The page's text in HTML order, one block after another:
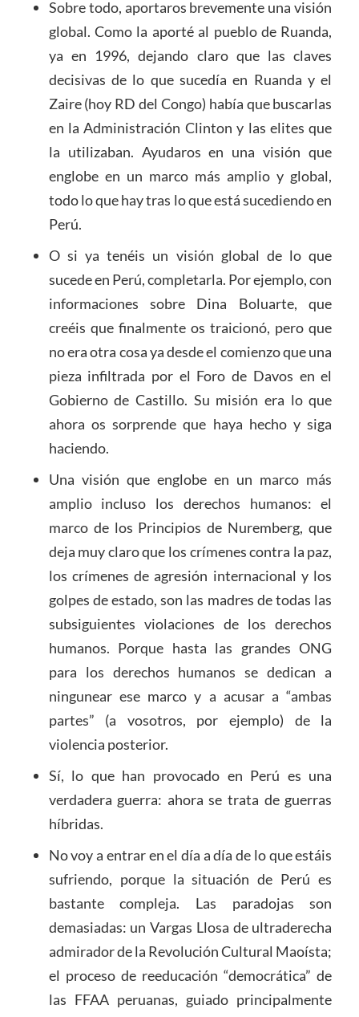
Sobre todo, aportaros brevemente una visión
global. Como la aporté al pueblo de Ruanda,
ya en 1996, dejando claro que las claves
decisivas de lo que sucedía en Ruanda y el
Zaire (hoy RD del Congo) había que buscarlas
en la Administración Clinton y las elites que
la utilizaban. Ayudaros en una visión que
englobe en un marco más amplio y global,
todo lo que hay tras lo que está sucediendo en
Perú.
O si ya tenéis un visión global de lo que
sucede en Perú, completarla. Por ejemplo, con
informaciones sobre Dina Boluarte, que
creéis que finalmente os traicionó, pero que
no era otra cosa ya desde el comienzo que una
pieza infiltrada por el Foro de Davos en el
Gobierno de Castillo. Su misión era lo que
ahora os sorprende que haya hecho y siga
haciendo.
Una visión que englobe en un marco más
amplio incluso los derechos humanos: el
marco de los Principios de Nuremberg, que
deja muy claro que los crímenes contra la paz,
los crímenes de agresión internacional y los
golpes de estado, son las madres de todas las
subsiguientes violaciones de los derechos
humanos. Porque hasta las grandes ONG
para los derechos humanos se dedican a
ningunear ese marco y a acusar a “ambas
partes” (a vosotros, por ejemplo) de la
violencia posterior.
Sí, lo que han provocado en Perú es una
verdadera guerra: ahora se trata de guerras
híbridas.
No voy a entrar en el día a día de lo que estáis
sufriendo, porque la situación de Perú es
bastante compleja. Las paradojas son
demasiadas: un Vargas Llosa de ultraderecha
admirador de la Revolución Cultural Maoísta;
el proceso de reeducación “democrática” de
las FFAA peruanas, guiado principalmente